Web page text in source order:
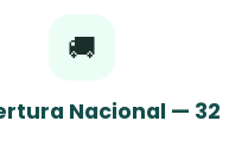
🚚
Nacional — 32